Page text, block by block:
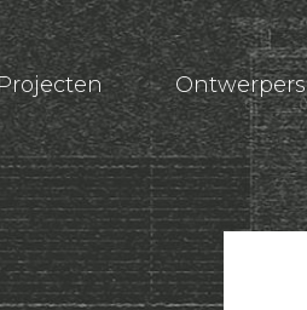
Ontwerpers